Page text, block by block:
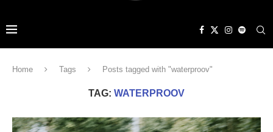
Home Tags Posts tagged with "waterproov"
TAG: WATERPROOV